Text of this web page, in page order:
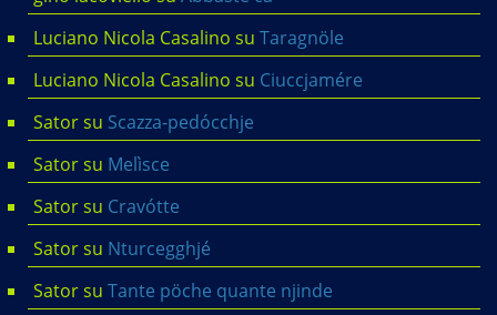
Luciano Nicola Casalino su Taragnöle
Luciano Nicola Casalino su Ciuccjamére
Satorsu Scazza-pedócchje
Satorsu Melìsce
Satorsu Cravótte
Satorsu Nturcegghjé
Satorsu Tante pöche quante njinde